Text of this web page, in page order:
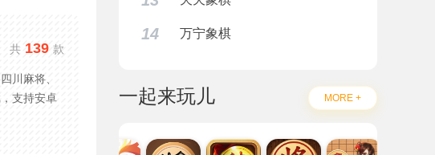
共139 款
川麻将、
支持安卓
14 万宁象棋
一起来玩儿 MORE +